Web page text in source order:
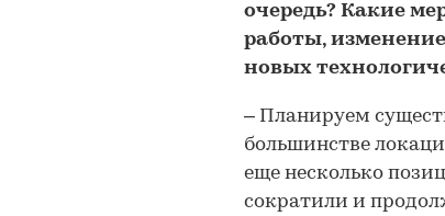
очередь? Какие
работы,
новых
– Планируем
большинстве
еще несколько
сократили и